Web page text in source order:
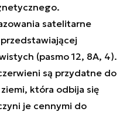
satelitarne
(pasmo 12, 8A, 4).
są przydatne do
która odbija się
je cennymi do